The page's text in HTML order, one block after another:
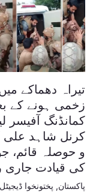
تیراہ دھماکے
زخمی ہونے کے
کمانڈنگ آفیسر
کرنل شاہد علی
و حوصلہ قائم،
کی قیادت جاری
پاکستان پختونخوا ڈیجیٹل